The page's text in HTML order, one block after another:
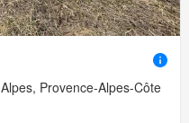
Provence-Alpes-Côte